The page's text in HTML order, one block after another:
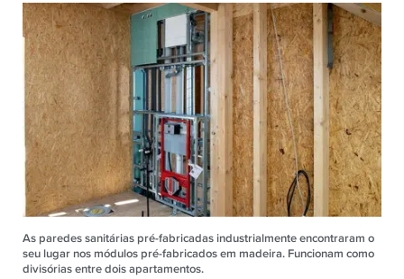
As paredes sanitárias pré-fabricadas industrialmente encontraram o
seu lugar nos módulos pré-fabricados em madeira. Funcionam como
divisórias entre dois apartamentos.